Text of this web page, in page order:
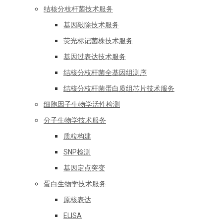
结核分枝杆菌技术服务
基因敲除技术服务
荧光标记菌株技术服务
基因过表达技术服务
结核分枝杆菌全基因组测序
结核分枝杆菌蛋白质组芯片技术服务
细胞因子生物学活性检测
分子生物学技术服务
质粒构建
SNP检测
基因定点突变
蛋白生物学技术服务
原核表达
ELISA